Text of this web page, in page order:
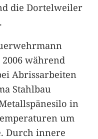
die Dortelweiler
während
Abrissarbeiten
Stahlbau
in
um
Durch innere